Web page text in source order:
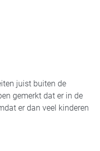
juist buiten de
gemerkt dat er in de
er dan veel kinderen